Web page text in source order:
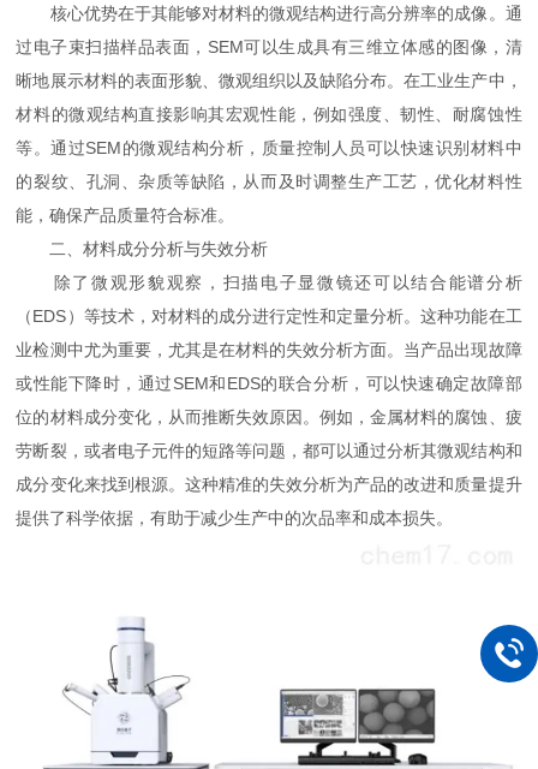
核心优势在于其能够对材料的微观结构进行高分辨率的成像。通
过电子束扫描样品表面，SEM可以生成具有三维立体感的图像，清
晰地展示材料的表面形貌、微观组织以及缺陷分布。在工业生产中，
材料的微观结构直接影响其宏观性能，例如强度、韧性、耐腐蚀性
等。通过SEM的微观结构分析，质量控制人员可以快速识别材料中
的裂纹、孔洞、杂质等缺陷，从而及时调整生产工艺，优化材料性
能，确保产品质量符合标准。
二、材料成分分析与失效分析
除了微观形貌观察，扫描电子显微镜还可以结合能谱分析
（EDS）等技术，对材料的成分进行定性和定量分析。这种功能在工
业检测中尤为重要，尤其是在材料的失效分析方面。当产品出现故障
或性能下降时，通过SEM和EDS的联合分析，可以快速确定故障部
位的材料成分变化，从而推断失效原因。例如，金属材料的腐蚀、疲
劳断裂，或者电子元件的短路等问题，都可以通过分析其微观结构和
成分变化来找到根源。这种精准的失效分析为产品的改进和质量提升
提供了科学依据，有助于减少生产中的次品率和成本损失。